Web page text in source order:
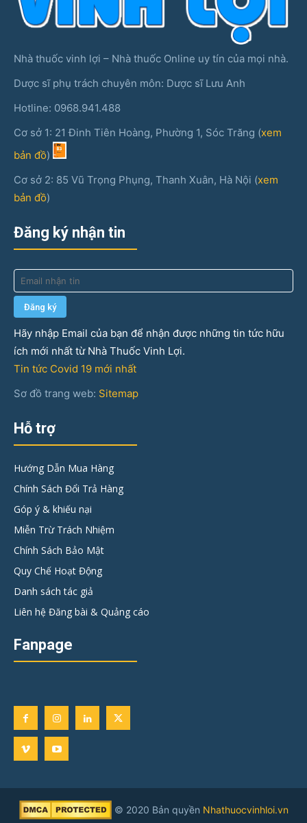
Nhà thuốc vinh lợi – Nhà thuốc Online uy tín của mọi nhà.
Dược sĩ phụ trách chuyên môn: Dược sĩ Lưu Anh
Hotline: 0968.941.488
Cơ sở 1: 21 Đinh Tiên Hoàng, Phường 1, Sóc Trăng (xem
bản đồ)
Cơ sở 2: 85 Vũ Trọng Phụng, Thanh Xuân, Hà Nội (xem
bản đồ)
Đăng ký nhận tin
Hãy nhập Email của bạn để nhận được những tin tức hữu
ích mới nhất từ Nhà Thuốc Vinh Lợi.
Tin tức Covid 19 mới nhất
Sơ đồ trang web: Sitemap
Hỗ trợ
Hướng Dẫn Mua Hàng
Chính Sách Đổi Trả Hàng
Góp ý & khiếu nại
Miễn Trừ Trách Nhiệm
Chính Sách Bảo Mật
Quy Chế Hoạt Động
Danh sách tác giả
Liên hệ Đăng bài & Quảng cáo
Fanpage
© 2020 Bản quyền Nhathuocvinhloi.vn